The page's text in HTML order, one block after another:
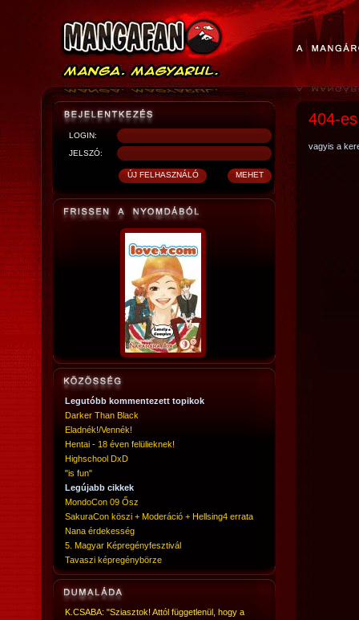
LOGIN:
JELSZÓ:
Legutóbb kommentezett topikok
Darker Than Black
Eladnék!/Vennék!
Hentai - 18 éven felülieknek!
Highschool DxD
"is fun"
Legújabb cikkek
MondoCon 09 Ősz
SakuraCon köszi + Moderáció + Hellsing4 errata
Nana érdekesség
5. Magyar Képregényfesztivál
Tavaszi képregénybörze
K.CSABA: "Sziasztok! Attól függetlenül, hogy a
404-
vagyis a